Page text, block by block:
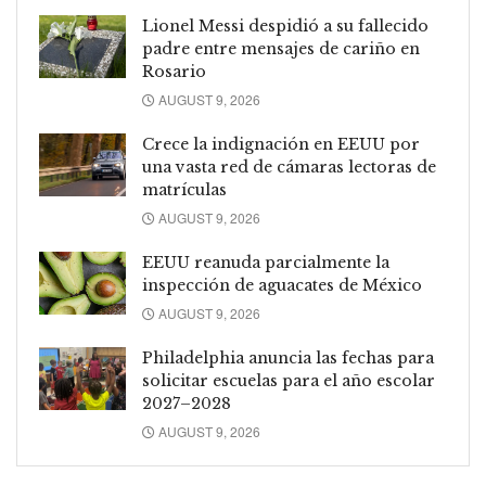
Lionel Messi despidió a su fallecido
padre entre mensajes de cariño en
Rosario
AUGUST 9, 2026
Crece la indignación en EEUU por
una vasta red de cámaras lectoras de
matrículas
AUGUST 9, 2026
EEUU reanuda parcialmente la
inspección de aguacates de México
AUGUST 9, 2026
Philadelphia anuncia las fechas para
solicitar escuelas para el año escolar
2027–2028
AUGUST 9, 2026